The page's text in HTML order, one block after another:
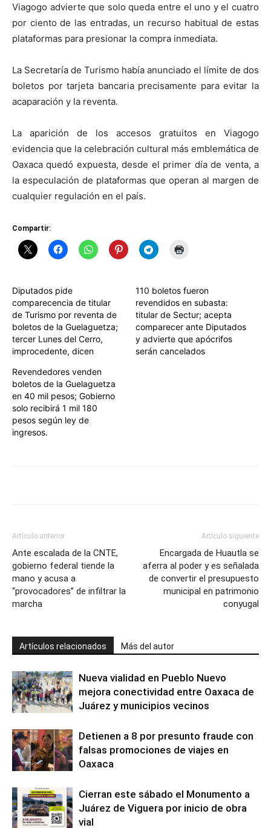
Viagogo advierte que solo queda entre el uno y el cuatro
por ciento de las entradas, un recurso habitual de estas
plataformas para presionar la compra inmediata.
La Secretaría de Turismo había anunciado el límite de dos
boletos por tarjeta bancaria precisamente para evitar la
acaparación y la reventa.
La aparición de los accesos gratuitos en Viagogo
evidencia que la celebración cultural más emblemática de
Oaxaca quedó expuesta, desde el primer día de venta, a
la especulación de plataformas que operan al margen de
cualquier regulación en el país.
Compartir:
Diputados pide
comparecencia de titular
de Turismo por reventa de
boletos de la Guelaguetza;
tercer Lunes del Cerro,
improcedente, dicen
110 boletos fueron
revendidos en subasta:
titular de Sectur; acepta
comparecer ante Diputados
y advierte que apócrifos
serán cancelados
Revendedores venden
boletos de la Guelaguetza
en 40 mil pesos; Gobierno
solo recibirá 1 mil 180
pesos según ley de
ingresos.
Artículo anterior
Ante escalada de la CNTE,
gobierno federal tiende la
mano y acusa a
“provocadores” de infiltrar la
marcha
Artículo siguiente
Encargada de Huautla se
aferra al poder y es señalada
de convertir el presupuesto
municipal en patrimonio
conyugal
Artículos relacionados Más del autor
Nueva vialidad en Pueblo Nuevo
mejora conectividad entre Oaxaca de
Juárez y municipios vecinos
Detienen a 8 por presunto fraude con
falsas promociones de viajes en
Oaxaca
Cierran este sábado el Monumento a
Juárez de Viguera por inicio de obra
vial